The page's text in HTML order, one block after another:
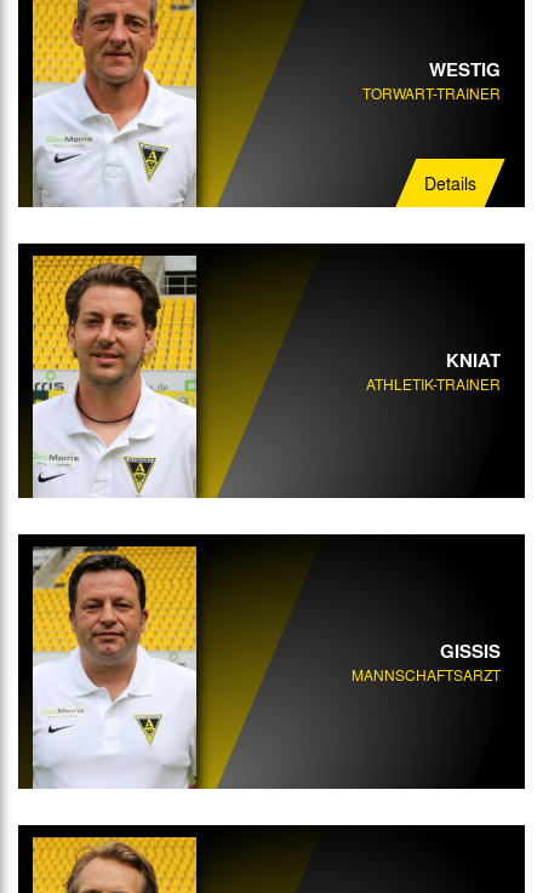
WESTIG
TORWART-TRAINER
Details
KNIAT
ATHLETIK-TRAINER
GISSIS
MANNSCHAFTSARZT